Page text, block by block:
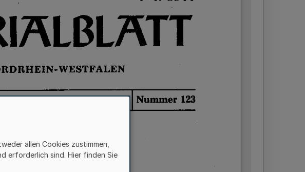
allen Cookies zustimmen,
erforderlich sind. Hier finden Sie